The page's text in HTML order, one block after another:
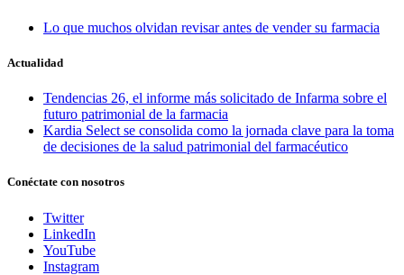
Lo que muchos olvidan revisar antes de vender su farmacia
Actualidad
Tendencias 26, el informe más solicitado de Infarma sobre el
futuro patrimonial de la farmacia
Kardia Select se consolida como la jornada clave para la toma
de decisiones de la salud patrimonial del farmacéutico
Conéctate con nosotros
Twitter
LinkedIn
YouTube
Instagram